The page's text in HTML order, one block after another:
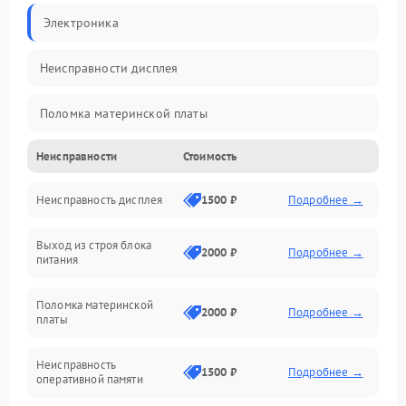
Электроника
Неисправности дисплея
Поломка материнской платы
Неисправность системы охлаждения
Неисправность BIOS
Повреждение корпуса
Повреждение разъёмов (USB, HDMI и др.)
Неисправности Стоимость
Неисправность дисплея 1500 ₽ Подробнее →
Выход из строя блока
питания
2000 ₽ Подробнее →
Поломка материнской
платы
2000 ₽ Подробнее →
Неисправность
оперативной памяти
1500 ₽ Подробнее →